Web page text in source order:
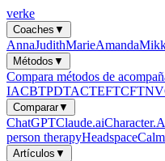
verke
Coaches ▼
AnnaJudithMarieAmanda
Métodos ▼
Compara métodos de
IACBTPDTACTEFTCFT
Comparar▼
ChatGPTClaude.ai
person therapyHeadspaceCalm
Artículos ▼